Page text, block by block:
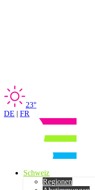
23°
DE | FR
Schweiz
Regionen